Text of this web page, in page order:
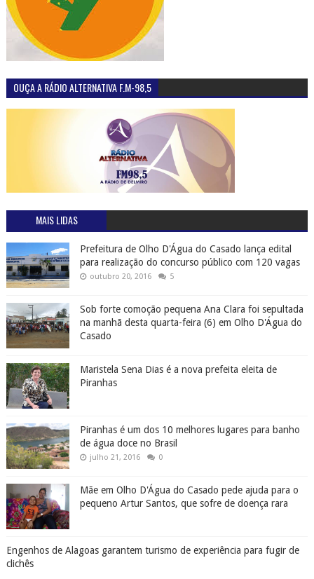
OUÇA A RÁDIO ALTERNATIVA F.M-98,5
MAIS LIDAS
Prefeitura de Olho D'Água do Casado lança edital
para realização do concurso público com 120 vagas
outubro 20, 2016 5
Sob forte comoção pequena Ana Clara foi sepultada
na manhã desta quarta-feira (6) em Olho D'Água do
Casado
Maristela Sena Dias é a nova prefeita eleita de
Piranhas
Piranhas é um dos 10 melhores lugares para banho
de água doce no Brasil
julho 21, 2016 0
Mãe em Olho D'Água do Casado pede ajuda para o
pequeno Artur Santos, que sofre de doença rara
Engenhos de Alagoas garantem turismo de experiência para fugir de
clichês